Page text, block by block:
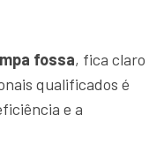
fossa, fica claro
qualificados é
e a